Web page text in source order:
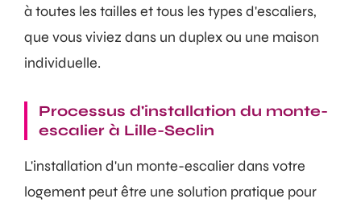
à toutes les tailles et tous les types d'escaliers,
que vous viviez dans un duplex ou une maison
individuelle.
Processus d'installation du monte-
escalier à Lille-Seclin
L'installation d'un monte-escalier dans votre
logement peut être une solution pratique pour